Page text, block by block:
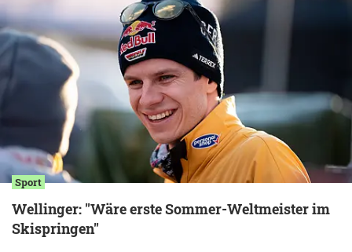
Sport
Wellinger: "Wäre erste Sommer-Weltmeister im
Skispringen"